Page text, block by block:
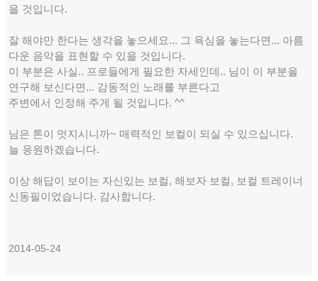
을 것입니다.
잘 해야만 한다는 생각을 놓으세요... 그 욕심을 놓는다면... 아름
다운 음악을 표현할 수 있을 것입니다.
이 부분은 사실.. 프로들에게 필요한 자세인데.. 님이 이 부분을
연구해 보신다면... 감동적인 노래를 부른다고
주변에서 인정해 주게 될 것입니다. ^^
님은 톤이 멋지시니까~ 매력적인 보컬이 되실 수 있으십니다.
늘 응원하겠습니다.
이상 해답이 보이는 자신있는 보컬, 해보자 보컬, 보컬 트레이너
신동필이었습니다. 감사합니다.
2014-05-24